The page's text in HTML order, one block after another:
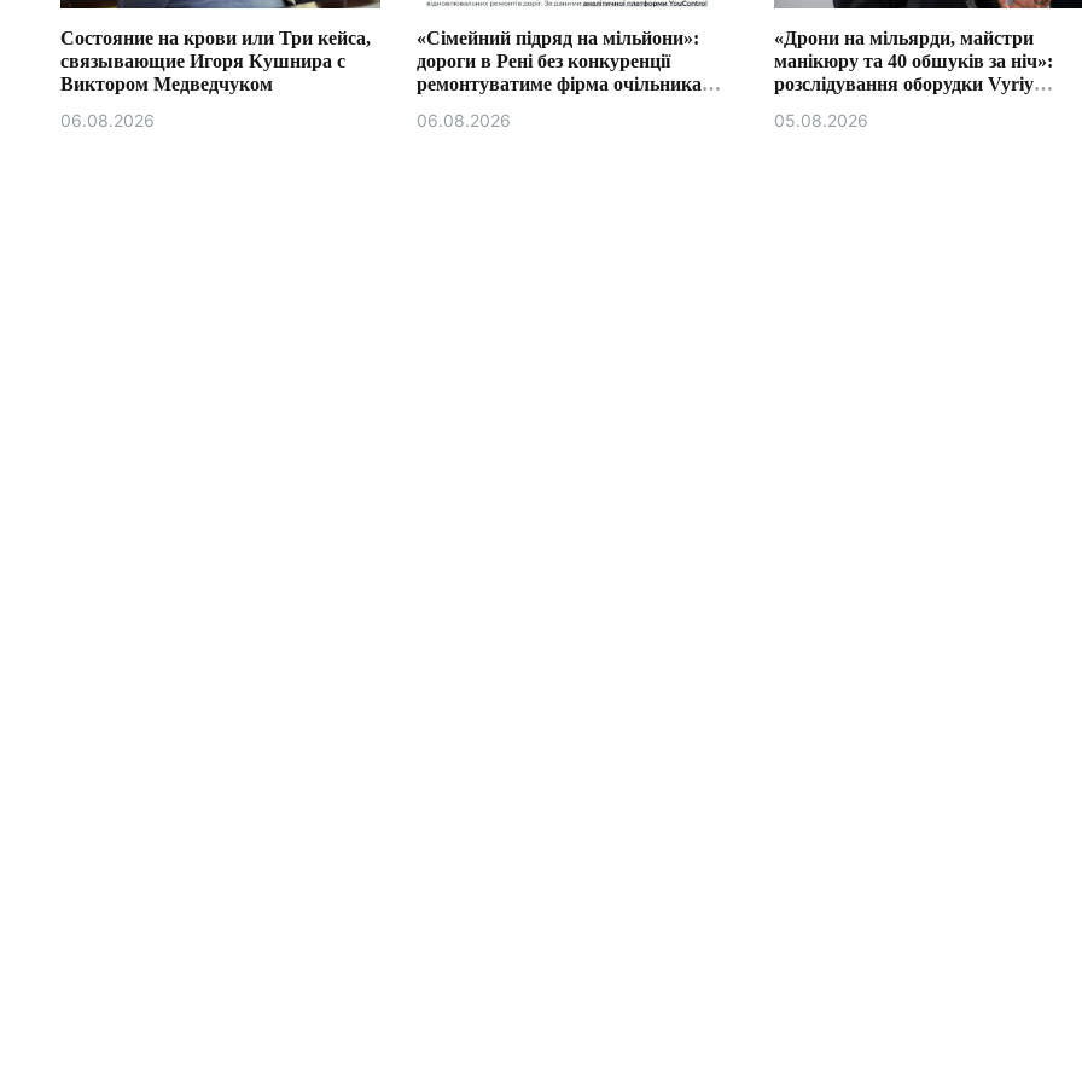
Состояние на крови или Три кейса,
связывающие Игоря Кушнира с
Виктором Медведчуком
06.08.2026
«Сімейний підряд на мільйони»:
дороги в Рені без конкуренції
ремонтуватиме фірма очільника
06.08.2026
«Дрони на мільярди, майстри
манікюру та 40 обшуків за ніч»:
розслідування оборудки Vyriy
05.08.2026